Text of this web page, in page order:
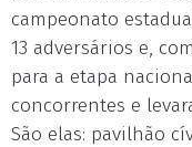
campeonato
13 adversários e,
para a etapa
concorrentes e
São elas: pavilhão